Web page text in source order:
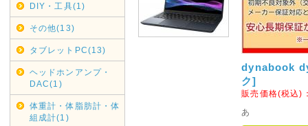
DIY・工具(1)
その他(13)
タブレットPC(13)
ヘッドホンアンプ・
DAC(1)
体重計・体脂肪計・体
組成計(1)
2020年05月01日
リサイクル回収業務一時休
契約配送業者ヤマトホームコ
けまして、弊社では現在リサ
各自治体へご連絡・ご依頼くだ
再開次第お知らせいたします。
dynabook
ク]
販売価格(税込)
あ